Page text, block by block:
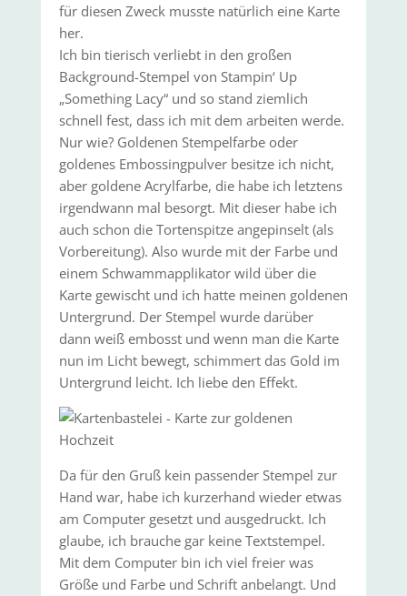
für diesen Zweck musste natürlich eine Karte
her.
Ich bin tierisch verliebt in den großen
Background-Stempel von Stampin‘ Up
„Something Lacy“ und so stand ziemlich
schnell fest, dass ich mit dem arbeiten werde.
Nur wie? Goldenen Stempelfarbe oder
goldenes Embossingpulver besitze ich nicht,
aber goldene Acrylfarbe, die habe ich letztens
irgendwann mal besorgt. Mit dieser habe ich
auch schon die Tortenspitze angepinselt (als
Vorbereitung). Also wurde mit der Farbe und
einem Schwammapplikator wild über die
Karte gewischt und ich hatte meinen goldenen
Untergrund. Der Stempel wurde darüber
dann weiß embosst und wenn man die Karte
nun im Licht bewegt, schimmert das Gold im
Untergrund leicht. Ich liebe den Effekt.
Da für den Gruß kein passender Stempel zur
Hand war, habe ich kurzerhand wieder etwas
am Computer gesetzt und ausgedruckt. Ich
glaube, ich brauche gar keine Textstempel.
Mit dem Computer bin ich viel freier was
Größe und Farbe und Schrift anbelangt. Und